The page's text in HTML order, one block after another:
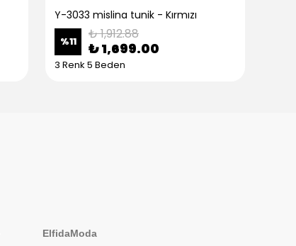
Y-3033 mislina tunik - Kırmızı
%11 ₺ 1,912.88
₺ 1,699.00
3 Renk 5 Beden
ElfidaModa